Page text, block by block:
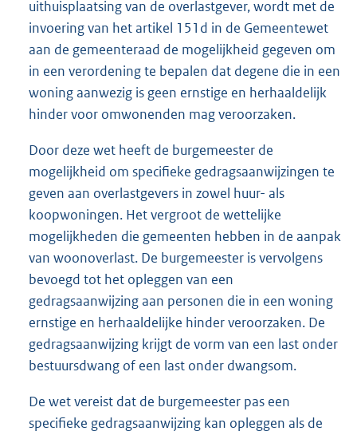
uithuisplaatsing van de overlastgever, wordt met de
invoering van het artikel 151d in de Gemeentewet
aan de gemeenteraad de mogelijkheid gegeven om
in een verordening te bepalen dat degene die in een
woning aanwezig is geen ernstige en herhaaldelijk
hinder voor omwonenden mag veroorzaken.
Door deze wet heeft de burgemeester de
mogelijkheid om specifieke gedragsaanwijzingen te
geven aan overlastgevers in zowel huur- als
koopwoningen. Het vergroot de wettelijke
mogelijkheden die gemeenten hebben in de aanpak
van woonoverlast. De burgemeester is vervolgens
bevoegd tot het opleggen van een
gedragsaanwijzing aan personen die in een woning
ernstige en herhaaldelijke hinder veroorzaken. De
gedragsaanwijzing krijgt de vorm van een last onder
bestuursdwang of een last onder dwangsom.
De wet vereist dat de burgemeester pas een
specifieke gedragsaanwijzing kan opleggen als de